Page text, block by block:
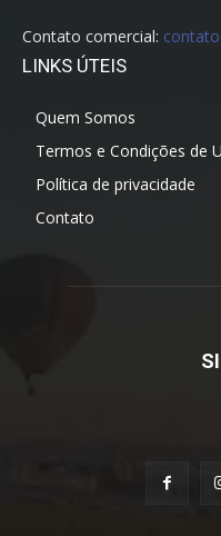
Contato comercial:
LINKS ÚTEIS
Quem Somos
Termos e Condições de
Política de privacidade
Contato